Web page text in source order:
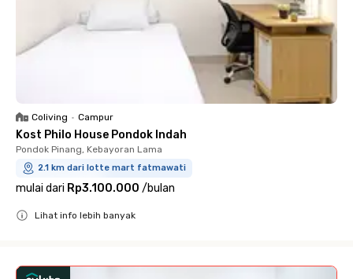
Coliving • Campur
Kost Philo House Pondok Indah
Pondok Pinang, Kebayoran Lama
2.1 km dari lotte mart fatmawati
mulai dari Rp3.100.000 /bulan
Lihat info lebih banyak